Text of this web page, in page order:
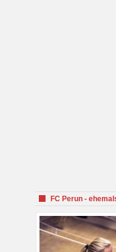
FC Perun -